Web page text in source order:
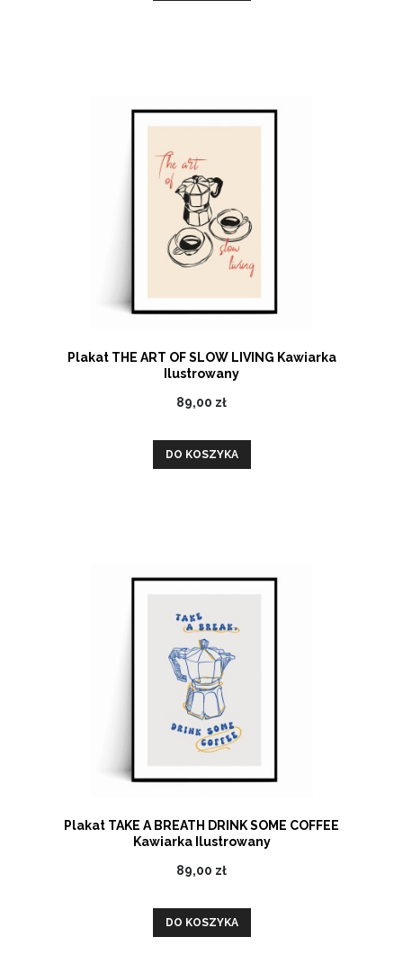
Plakat THE ART OF SLOW LIVING Kawiarka
Ilustrowany
89,00 zł
DO KOSZYKA
Plakat TAKE A BREATH DRINK SOME COFFEE
Kawiarka Ilustrowany
89,00 zł
DO KOSZYKA